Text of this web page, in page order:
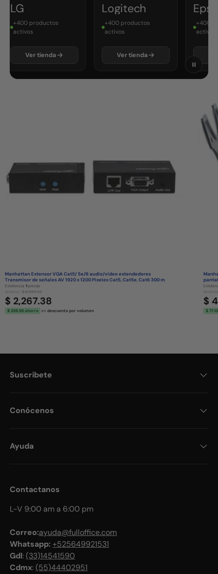
LG
+400 productos
activos
Ver tienda
Logitech
+400 productos
activos
Ver tienda
+400
activos
Manhattan Extensor VGA Cat5/ 5e/6 audio/vídeo extendedores
Transmisor de señales AV 1920 x 1200 Pixeles Cat5, Cat5e, Cat6 300 m
Existencia: 1 piezas
Anterior: $ 2,588.33
$ 2,267.38
$ 388.98 ahorro en descuento por volumen
$
$
Suscribete
Conócenos
Ayuda
Contactanos
L-V 9:00 am a 6:00 pm
Correo:ayuda@fulloffice.com
Whatsapp:+525649921531
Gdl: (33)14541590
Cdmx: (55)44402951